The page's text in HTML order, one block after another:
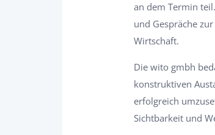
an dem Termin
und Gespräche
Wirtschaft.
Die wito gmbh
konstruktiven
erfolgreich
Sichtbarkeit und